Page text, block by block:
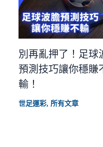
別再亂押了！足球
預測技巧讓你穩賺
輸！
世足運彩, 所有文章